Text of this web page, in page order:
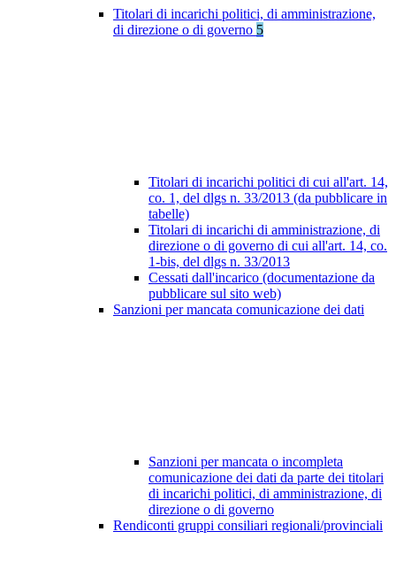
Titolari di incarichi politici, di amministrazione,
di direzione o di governo 5
Titolari di incarichi politici di cui all'art. 14,
co. 1, del dlgs n. 33/2013 (da pubblicare in
tabelle)
Titolari di incarichi di amministrazione, di
direzione o di governo di cui all'art. 14, co.
1-bis, del dlgs n. 33/2013
Cessati dall'incarico (documentazione da
pubblicare sul sito web)
Sanzioni per mancata comunicazione dei dati
Sanzioni per mancata o incompleta
comunicazione dei dati da parte dei titolari
di incarichi politici, di amministrazione, di
direzione o di governo
Rendiconti gruppi consiliari regionali/provinciali